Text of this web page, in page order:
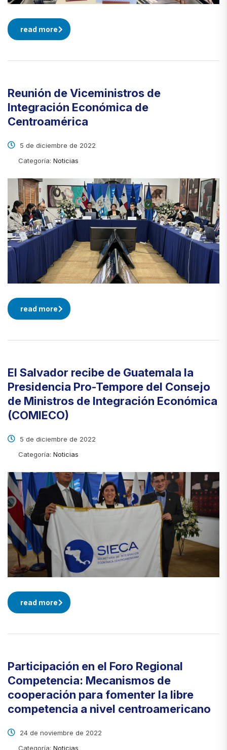
read more
Reunión de Viceministros de
Integración Económica de
Centroamérica
5 de diciembre de 2022
Categoría: Noticias
read more
El Salvador recibe de Guatemala la
Presidencia Pro-Tempore del Consejo
de Ministros de Integración Económica
(COMIECO)
5 de diciembre de 2022
Categoría: Noticias
read more
Participación en el Foro Regional
Competencia: Mecanismos de
cooperación para fomenter la libre
competencia a nivel centroamericano
24 de noviembre de 2022
Categoría: Noticias